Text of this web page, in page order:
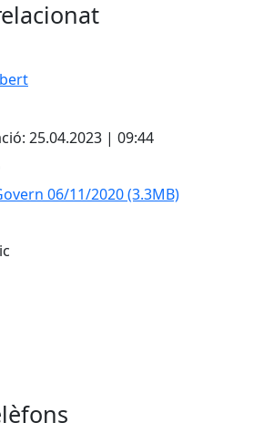
25.04.2023 | 09:44
06/11/2020(3.3MB)